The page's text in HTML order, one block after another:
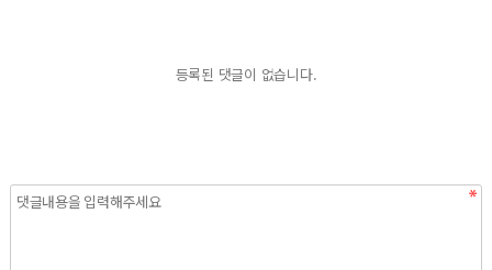
등록된 댓글이 없습니다.